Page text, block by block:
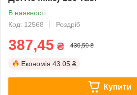
В наявності
Код: 12568
Роздріб
387,45 ₴ 430,50 ₴
Економія 43.05 ₴
Купити